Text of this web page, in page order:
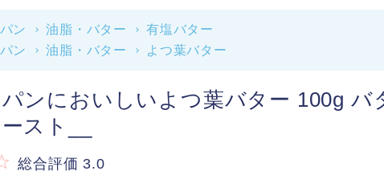
ン 油脂・バター
有塩バター
ン
油脂・バター よつ葉バター
ンにおいしいよつ葉バター 100g
スト__
総合評価 3.0